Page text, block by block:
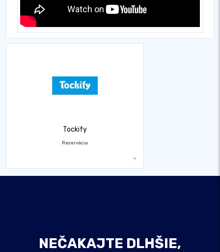
Tockify
Rezervácia
NEČAKAJTE DLHŠIE,